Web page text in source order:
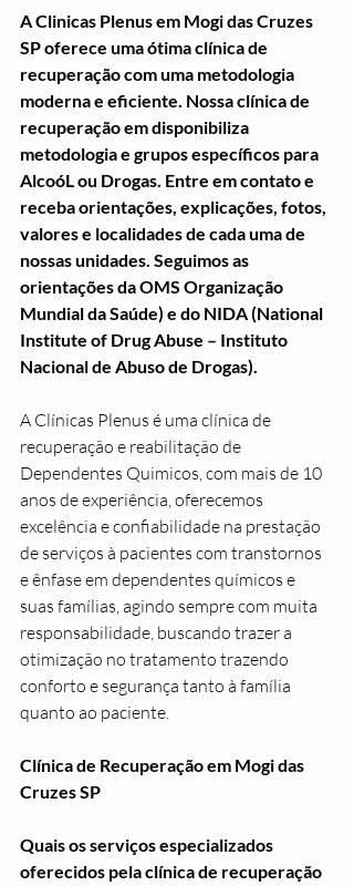
A Clinicas Plenus em Mogi das Cruzes
SP oferece uma ótima clínica de
recuperação com uma metodologia
moderna e eficiente. Nossa clínica de
recuperação em disponibiliza
metodologia e grupos específicos para
AlcoóL ou Drogas. Entre em contato e
receba orientações, explicações, fotos,
valores e localidades de cada uma de
nossas unidades. Seguimos as
orientações da OMS Organização
Mundial da Saúde) e do NIDA (National
Institute of Drug Abuse – Instituto
Nacional de Abuso de Drogas).
A Clínicas Plenus é uma clínica de
recuperação e reabilitação de
Dependentes Quimicos, com mais de 10
anos de experiência, oferecemos
excelência e confiabilidade na prestação
de serviços à pacientes com transtornos
e ênfase em dependentes químicos e
suas famílias, agindo sempre com muita
responsabilidade, buscando trazer a
otimização no tratamento trazendo
conforto e segurança tanto à família
quanto ao paciente.
Clínica de Recuperação em Mogi das
Cruzes SP
Quais os serviços especializados
oferecidos pela clínica de recuperação